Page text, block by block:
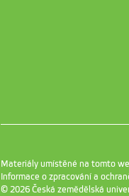
Materiály umístěné na tomto
Informace o zpracování a
© 2026 Česká zemědělská